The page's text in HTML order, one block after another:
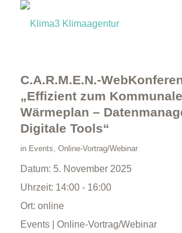
C.A.R.M.E.N.-
„Effizient zum
Wärmeplan –
Digitale Tools“
in Events, Online-Vortrag/Webinar
Datum: 5. November 2025
Uhrzeit: 14:00 - 16:00
Ort: online
Events | Online-Vortrag/Webinar